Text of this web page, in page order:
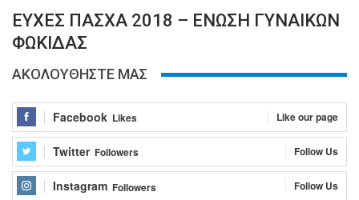
ΕΥΧΕΣ ΠΑΣΧΑ 2018 – ΕΝΩΣΗ ΓΥΝΑΙΚΩΝ
ΦΩΚΙΔΑΣ
ΑΚΟΛΟΥΘΗΣΤΕ ΜΑΣ
Facebook Likes Like our page
Twitter Followers Follow Us
Instagram Followers Follow Us